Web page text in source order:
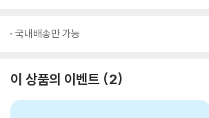
국내배송만 가능
이 상품의 이벤트 2